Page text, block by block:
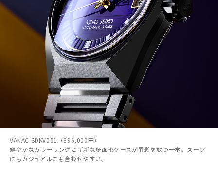
VANAC SDKV001（396,000円）
鮮やかなカラーリングと斬新な多面形ケースが異彩を放つ一本。スーツ
にもカジュアルにも合わせやすい。